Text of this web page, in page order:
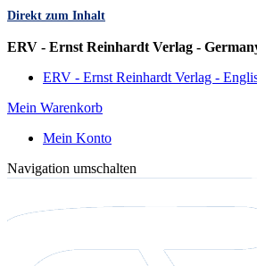
Direkt zum Inhalt
ERV - Ernst Reinhardt Verlag -
ERV - Ernst Reinhardt Verlag -
Mein Warenkorb
Mein Konto
Navigation umschalten